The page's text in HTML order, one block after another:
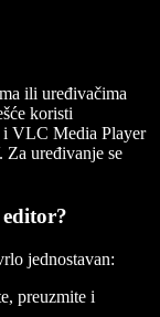
ili uređivačima
koristi
i VLC Media Player
uređivanje se
jednostavan:
preuzmite i